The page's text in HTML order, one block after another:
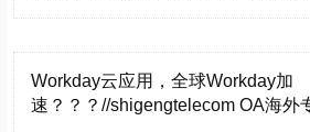
Workday云应用，全球Workday加
速？？？//shigengtelecom OA海外